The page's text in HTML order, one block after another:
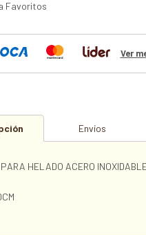
Ver
Envíos
HELADO ACERO